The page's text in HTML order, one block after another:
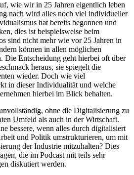
wie wir in 25 Jahren eigentlich leben
nach wird alles noch viel individueller
hat bereits begonnen und
dies ist beispielsweise beim
sind nicht mehr wie vor 25 Jahren in
können in allen möglichen
Die Entscheidung geht hierbei oft über
heraus, sie spiegelt die
wieder. Doch wie viel
in dieser Individualität und welche
hierbei im Blick behalten.
ohne die Digitalisierung zu
Umfeld als auch in der Wirtschaft.
bessere, wenn alles durch digitalisiert
und Politik umstrukturieren, um mit
der Industrie mitzuhalten? Dies
die im Podcast mit teils sehr
diskutiert werden.